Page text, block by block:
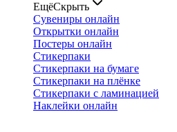
ЕщёСкрыть
Сувениры онлайн
Открытки онлайн
Постеры онлайн
Стикерпаки
Стикерпаки на бумаге
Стикерпаки на плёнке
Стикерпаки с ламинацией
Наклейки онлайн